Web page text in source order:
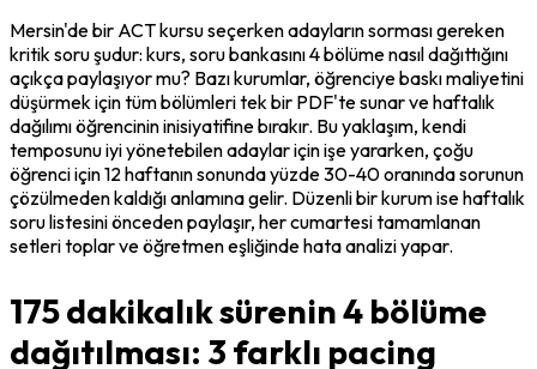
Mersin'de bir ACT kursu seçerken adayların sorması gereken
kritik soru şudur: kurs, soru bankasını 4 bölüme nasıl dağıttığını
açıkça paylaşıyor mu? Bazı kurumlar, öğrenciye baskı maliyetini
düşürmek için tüm bölümleri tek bir PDF'te sunar ve haftalık
dağılımı öğrencinin inisiyatifine bırakır. Bu yaklaşım, kendi
temposunu iyi yönetebilen adaylar için işe yararken, çoğu
öğrenci için 12 haftanın sonunda yüzde 30-40 oranında sorunun
çözülmeden kaldığı anlamına gelir. Düzenli bir kurum ise haftalık
soru listesini önceden paylaşır, her cumartesi tamamlanan
setleri toplar ve öğretmen eşliğinde hata analizi yapar.
175 dakikalık sürenin 4 bölüme
dağıtılması: 3 farklı pacing